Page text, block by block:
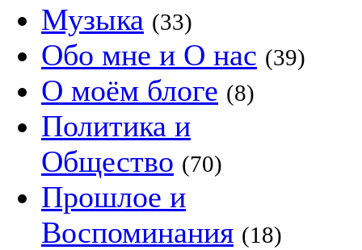
Музыка (33)
Обо мне и О нас (39)
О моём блоге (8)
Политика и
Общество (70)
Прошлое и
Воспоминания (18)